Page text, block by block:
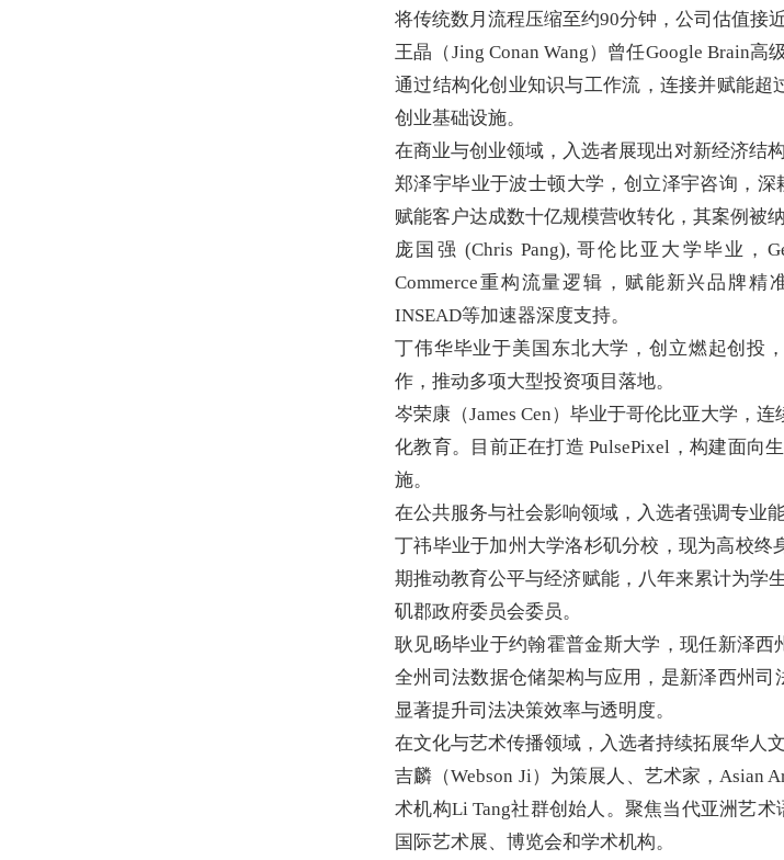
将传统数月流程压缩至约90分钟，公司估值接近
王晶（Jing Conan Wang）曾任Google Brain高
通过结构化创业知识与工作流， 连接并赋能超
创业基础设施。
在商业与创业领域，入选者展现出对新经济结
郑泽宇毕业于波士顿大学，创立泽宇咨询，深
赋能客户达成数十亿规模营收转化，其案例被
庞国强 (Chris Pang), 哥伦比亚大学毕业，
Commerce重构流量逻辑，赋能新兴品牌精
INSEAD等加速器深度支持。
丁伟华毕业于美国东北大学，创立燃起创投
作，推动多项大型投资项目落地。
岑荣康（James Cen）毕业于哥伦比亚大学，
化教育。目前正在打造 PulsePixel，构建面向
施。
在公共服务与社会影响领域，入选者强调专业
丁祎毕业于加州大学洛杉矶分校， 现为高校终
期推动教育公平与经济赋能， 八年来累计为学
矶郡政府委员会委员。
耿见旸毕业于约翰霍普金斯大学， 现任新泽西
全州司法数据仓储架构与应用， 是新泽西州司
显著提升司法决策效率与透明度。
在文化与艺术传播领域，入选者持续拓展华人
吉麟（Webson Ji）为策展人、艺术家，Asian
术机构Li Tang社群创始人。聚焦当代亚洲艺术
国际艺术展、 博览会和学术机构。